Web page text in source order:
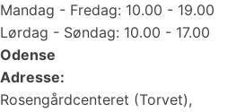
Mandag - Fredag: 10.00 - 19.00
Lørdag - Søndag: 10.00 - 17.00
Odense
Adresse:
Rosengårdcenteret (Torvet),